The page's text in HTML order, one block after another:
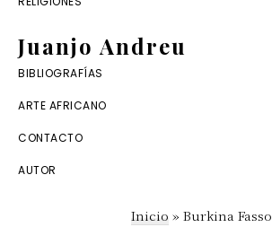
Juanjo Andreu
Dossier
digital
de
BIBLIOGRAFÍAS
ARTE AFRICANO
CONTACTO
AUTOR
Inicio » Burkina Fasso